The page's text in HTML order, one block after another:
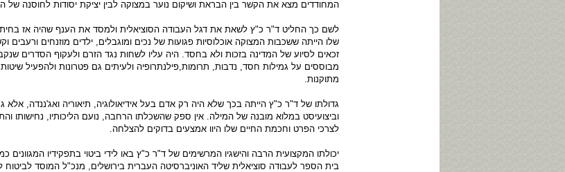
המחודדים מצא את הקשר בין הבראת ושיקום נוער במצוקה לבין יציקת יסודות לחוסנה של
לשם כך החליט ד"ר כ"ץ לשאת את דגל העבודה הסוציאלית ולמסד את הענף שהיה אז
שלו הייתה ששכבות המצוקה אוכלוסיות פגועות של נכים ומוגבלים, ילדים מוזנחים ורעבים
זכאים לסיוע של המדינה בזכות ולא בחסד. היה עליו לשחות נגד הזרם ולעקוף הסדרים
מבוססים על גמילות חסד, נדבות, תרומות,פילנתרופיה ולעיתים גם פטרונות ולהפעיל שיטות
מתוקנות.
גדולתו של ד"ר כ"ץ הייתה בכך שלא היה רק אדם בעל אידיאולוגיה, תיאוריה ואג'ננדה, אלא
וביצועיסט במלוא מובנה של המילה. אין ספק שהשכלתו הרחבה, נועם הליכותיו, נחישותו
לצרכי הפרט וחכמת החיים שלו היוו אמצעים בדוקים להצלחה.
יכולתו המקצועית הרבה והישגיו המרשימים של ד"ר כ"ץ באו לידי ביטוי בתפקידיו המגוונים
בית הספר לעבודה סוציאלית שליד האוניברסיטה העברית בירושלים, מנכ"ל המוסד לביטוח